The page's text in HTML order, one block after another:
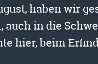
haben wir
in die
hier, beim